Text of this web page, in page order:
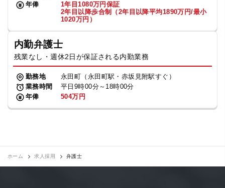
年俸
1年目1080万円保証
2年目以降歩合制（2年目以降平均1890万円/最小
1020万円）
内勤弁護士
残業なし・週休2日が保証される内勤業務
勤務地
永田町（永田町駅・赤坂見附駅すぐ）
業務時間
平日9時00分～18時00分
年俸
504万円
ホーム 求人採用 弁護士